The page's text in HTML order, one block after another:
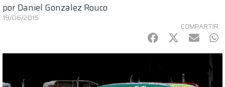
por Daniel Gonzalez Rouco
19/06/2015
COMPARTIR
Facebook
Twitter
mail